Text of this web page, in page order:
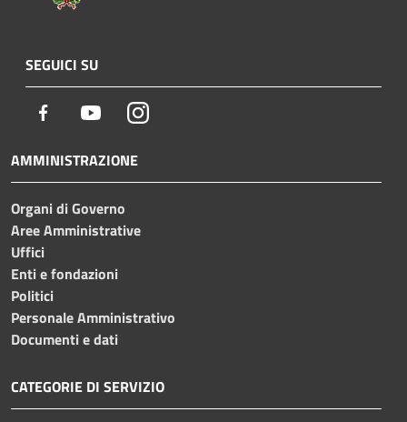
SEGUICI SU
Facebook YoutubeInstagram
AMMINISTRAZIONE
Organi di Governo
Aree Amministrative
Uffici
Enti e fondazioni
Politici
Personale Amministrativo
Documenti e dati
CATEGORIE DI SERVIZIO